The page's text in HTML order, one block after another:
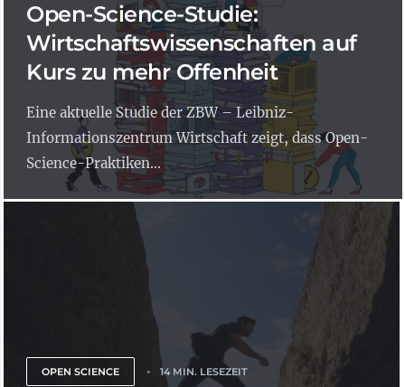
Open-Science-Studie:
Wirtschaftswissenschaften auf
Kurs zu mehr Offenheit
Eine aktuelle Studie der ZBW – Leibniz-
Informationszentrum Wirtschaft zeigt, dass Open-
Science-Praktiken...
OPEN SCIENCE 14 MIN. LESEZEIT